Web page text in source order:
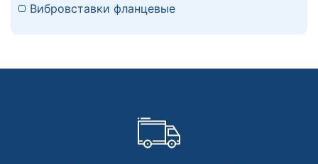
Вибровставки фланцевые